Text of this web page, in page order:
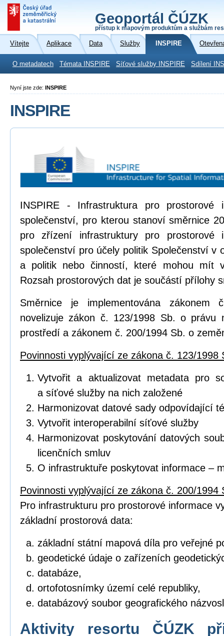
Geoportál ČÚZK
přístup k mapovým produktům a službám
Vítejte Aplikace Data Služby INSPIRE
O metadatech Témata INSPIRE Síťové služby INSPIRE Sdílení
Nyní jste zde: INSPIRE
INSPIRE
INSPIRE - Infrastruktura pro prostorové
společenství, pro kterou stanoví směrnice
pro zřízení infrastruktury pro prostorové
společenství pro účely politik Společenství v
a politik nebo činností, které mohou mít
Rozsah prostorových dat je součástí přílohy
Směrnice je implementována
novelizuje zákon č. 123/1998 Sb. o právu
prostředí a zákonem č. 200/1994 Sb. o
Povinnosti vyplývající ze zákona č. 123/1998
Vytvořit a aktualizovat metadata pro
a síťové služby na nich založené
Harmonizovat datové sady odpovídající
Vytvořit interoperabilní síťové služby
Harmonizovat poskytování datových
licenčních smluv
O infrastruktuře poskytovat informace –
Povinnosti vyplývající ze zákona č. 200/1994
Pro infrastrukturu pro prostorové informace
základní prostorová data:
základní státní mapová díla pro veřejné
geodetické údaje o zařízeních
databáze,
ortofotosnímky území celé republiky,
databázový soubor geografického
Aktivity resortu ČÚZK